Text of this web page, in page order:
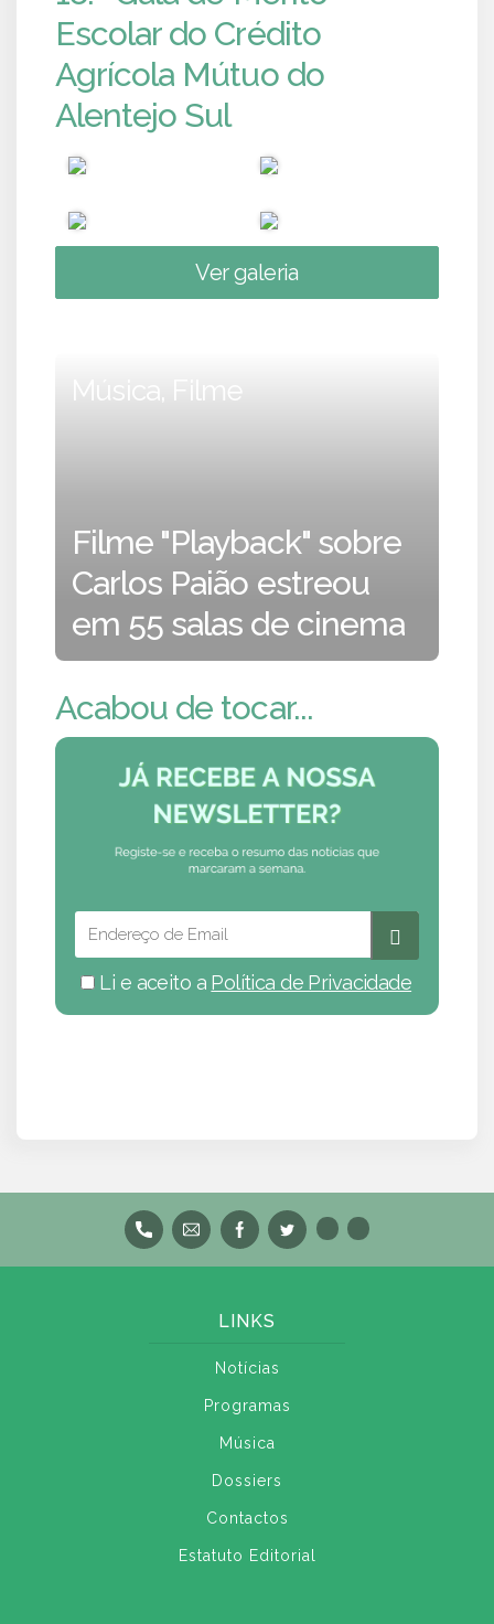
Escolar do Crédito
Agrícola Mútuo do
Alentejo Sul
Ver galeria
Música, Filme
Filme "Playback" sobre
Carlos Paião estreou
em 55 salas de cinema
Acabou de tocar...
Li e aceito a Política de Privacidade
LINKS
Notícias
Programas
Música
Dossiers
Contactos
Estatuto Editorial